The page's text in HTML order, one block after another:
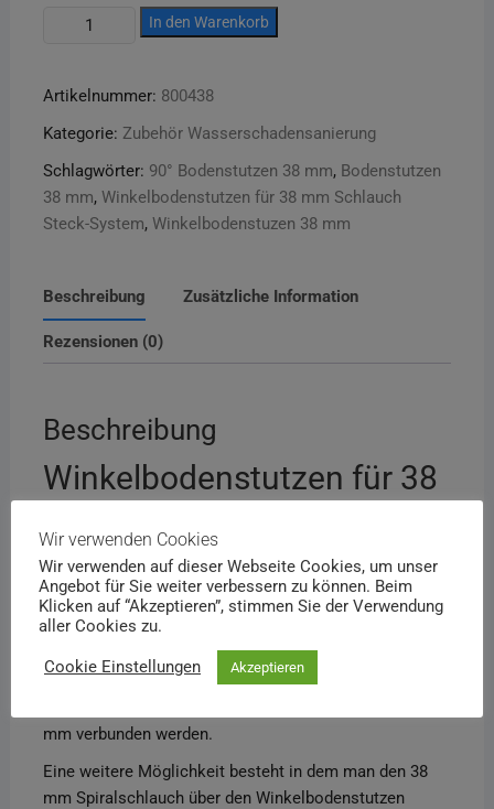
Winkelbodenstutzen
mm
Schlauch
System
Menge
In den Warenkorb
Artikelnummer: 800438
Kategorie: Zubehör Wasserschadensanierung
Schlagwörter: 90° Bodenstutzen 38 mm, Bodenstutzen
38 mm, Winkelbodenstutzen für 38 mm Schlauch
Steck-System, Winkelbodenstuzen 38 mm
Beschreibung Zusätzliche Information
Rezensionen (0)
Beschreibung
Winkelbodenstutzen für 38
System
Dieser Winkelbodenstutzen wird zur
Estrichdämmschicht-Trocknung beim 38 mm
Schlauchsystem verwendet. In Kombination mit
Schlauchendstutzen kann dieser durch einfaches
mm verbunden werden.
Eine weitere Möglichkeit besteht in dem man den 38
mm Spiralschlauch über den Winkelbodenstutzen
Wir verwenden Cookies
Wir verwenden auf dieser Webseite Cookies, um unser
Angebot für Sie weiter verbessern zu können. Beim
Klicken auf “Akzeptieren”, stimmen Sie der Verwendung
aller Cookies zu.
Cookie Einstellungen Akzeptieren